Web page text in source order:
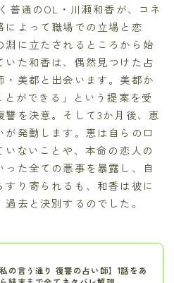
普通のOL・川瀬和香が、コネ
によって職場での立場と恋
淵に立たされるところから始
いた和香は、偶然見つけた占
・美都と出会います。美都か
とができる」という提案を受
讐を決意。そして3か月後、恵
が発動します。恵は自らの口
ないことや、本命の恋人の
た全ての悪事を暴露し、自
り寄られるも、和香は彼に
去と決別するのでした。
私の言う通り 復讐の占い師】1話をあ